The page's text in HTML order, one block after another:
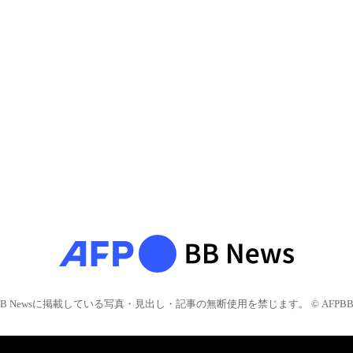
Newsに掲載している写真・見出し・記事の無断使用を禁じます。 © AFPBB